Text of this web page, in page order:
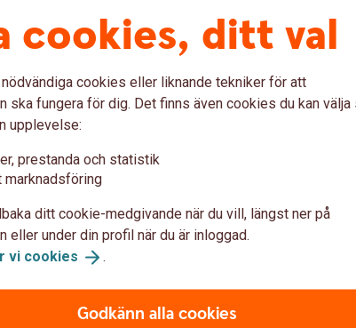
Innan slutgiltigt beslut gör
i olika kommuner) en kontroll av
upplägget och komma
eller förvaltare är välkommen in på ett
något av följande
cookies, ditt val
nödvändiga cookies eller liknande tekniker för att
ska fungera för dig. Det finns även cookies du kan välja
upplevelse:
prestanda och statistik
marknadsföring
ditt cookie-medgivande när du vill, längst ner på
eller under din profil när du är inloggad.
vi cookies .
Godkänn alla cookies